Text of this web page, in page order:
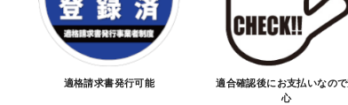
適格請求書発行可能
適合確認後にお支払いなの
心